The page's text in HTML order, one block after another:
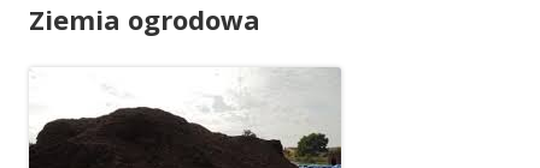
Ziemia ogrodowa